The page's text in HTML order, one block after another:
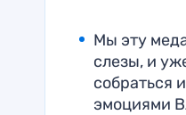
Мы эту
слезы, и
собраться
эмоциями